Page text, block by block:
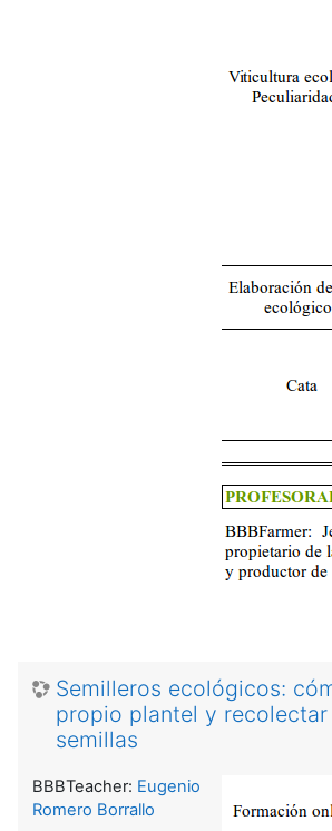
Semilleros ecológicos:
propio plantel y
semillas
BBBTeacher: Eugenio
Romero Borrallo